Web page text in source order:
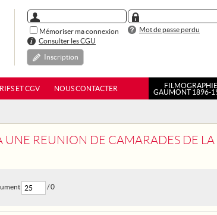
Mémoriser ma connexion
Mot de passe perdu
Consulter les CGU
Inscription
ET CGV NOUS CONTACTER
FILMOGRAPHIE
GAUMONT 1896-
DE CAMARADES DE LA PREMIERE
/ 0